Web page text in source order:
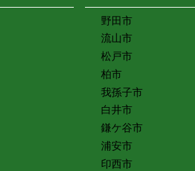
野田市
流山市
松戸市
柏市
我孫子市
白井市
鎌ケ谷市
浦安市
印西市